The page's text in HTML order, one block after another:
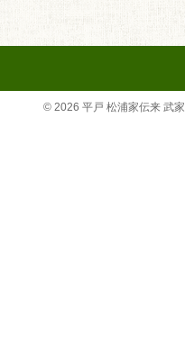
© 2026 平戸 松浦家伝来 武